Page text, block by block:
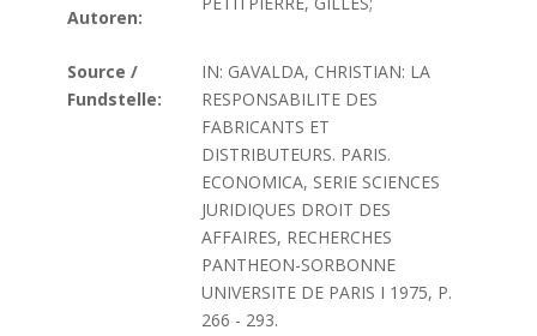
Autoren:
Source /
Fundstelle:
IN: GAVALDA, CHRISTIAN: LA
RESPONSABILITE DES
FABRICANTS ET
DISTRIBUTEURS. PARIS.
ECONOMICA, SERIE SCIENCES
JURIDIQUES DROIT DES
AFFAIRES, RECHERCHES
PANTHEON-SORBONNE
UNIVERSITE DE PARIS I 1975, P.
266 - 293.